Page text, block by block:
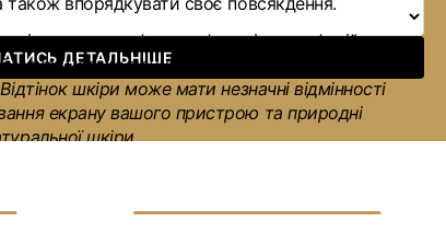
всі аксесуари сфотографовані за професійного
максимально точно передати фактуру й
шкіри може мати незначні відмінності
екрану вашого пристрою та природні
шкіри.
ДЕТАЛЬНІШЕ